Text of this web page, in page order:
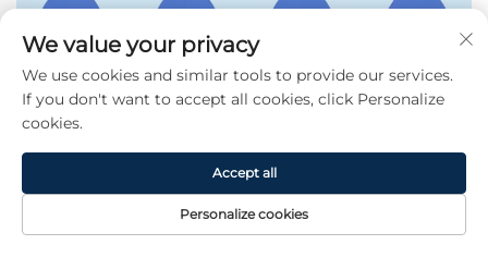
We value your privacy
We use cookies and similar tools to provide our services.
If you don't want to accept all cookies, click Personalize
cookies.
Personalize cookies
Accept all